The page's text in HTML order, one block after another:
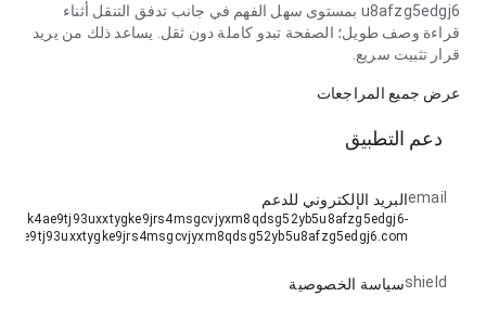
u8afzg5edgj6 بمستوى سهل الفهم في جانب تدفق التنقل أثناء
قراءة وصف طويل؛ الصفحة تبدو كاملة دون ثقل. يساعد ذلك من يريد
قرار تثبيت سريع.
عرض جميع المراجعات
دعم التطبيق
emailالبريد الإلكتروني للدعم
shieldسياسة الخصوصية